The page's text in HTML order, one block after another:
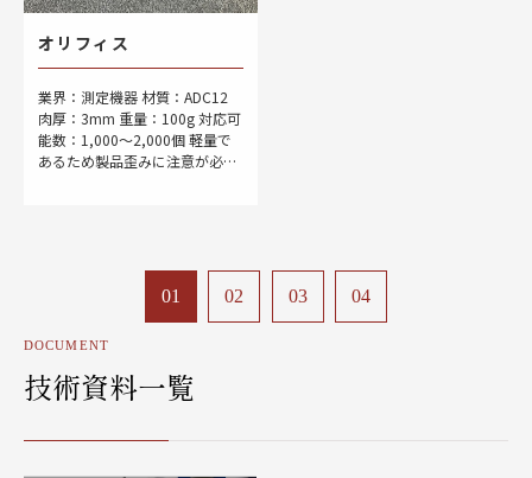
オリフィス
業界：測定機器 材質：ADC12
肉厚：3mm 重量：100g 対応可
能数：1,000～2,000個 軽量で
あるため製品歪みに注意が必要
01 02 03 04
DOCUMENT
技術資料一覧